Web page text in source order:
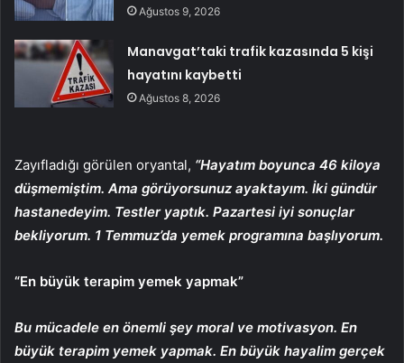
Ağustos 9, 2026
Manavgat’taki trafik kazasında 5 kişi
hayatını kaybetti
Ağustos 8, 2026
Zayıfladığı görülen oryantal, “Hayatım boyunca 46 kiloya
düşmemiştim. Ama görüyorsunuz ayaktayım. İki gündür
hastanedeyim. Testler yaptık. Pazartesi iyi sonuçlar
bekliyorum. 1 Temmuz’da yemek programına başlıyorum.
“En büyük terapim yemek yapmak”
Bu mücadele en önemli şey moral ve motivasyon. En
büyük terapim yemek yapmak. En büyük hayalim gerçek